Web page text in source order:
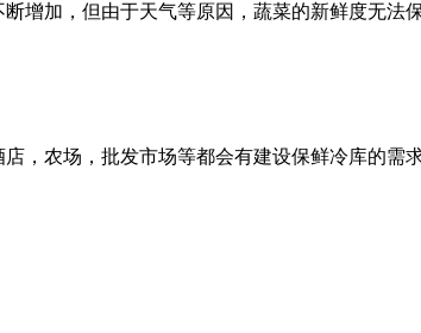
增加，但由于天气等原因，蔬菜的新鲜度无法
，农场，批发市场等都会有建设保鲜冷库的需